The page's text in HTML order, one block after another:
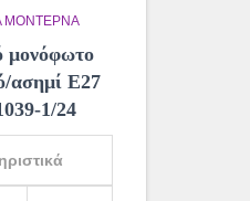
ΜΟΝΤΈΡΝΑ
μονόφωτο
ασημί Ε27
1/24